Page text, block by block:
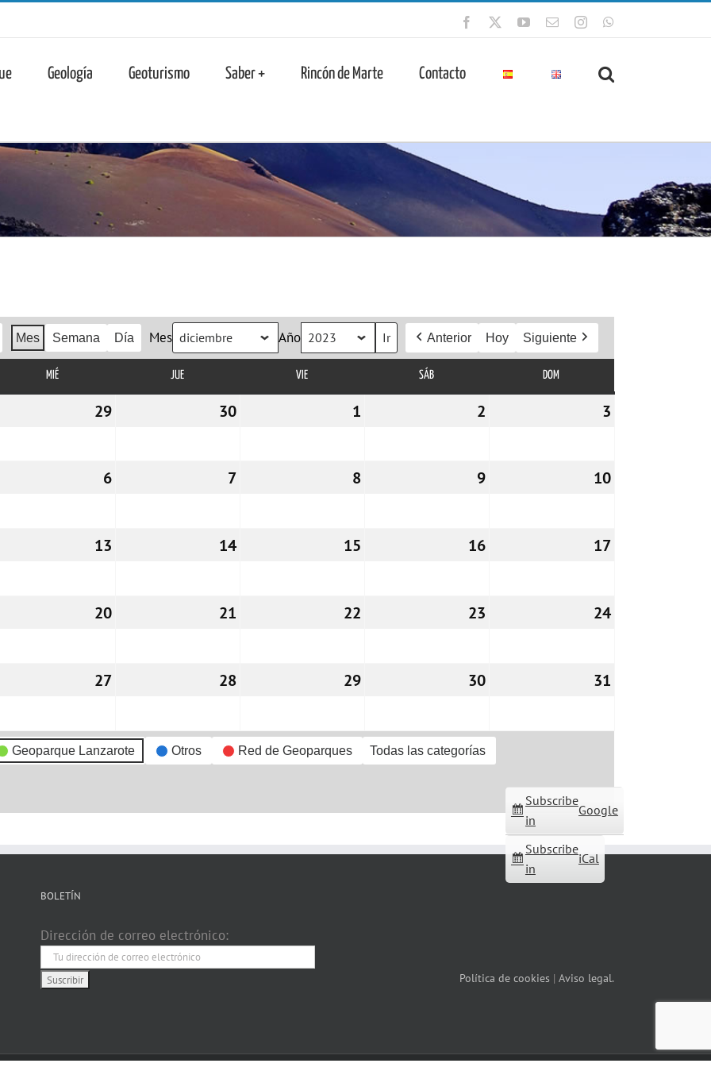
Facebook YouTube
CorreoInstagram
Geología Geoturismo Saber + Rincón de Marte Contacto
Mes Semana Día Mes Año Anterior Hoy Siguiente
MIÉ JUEJUEVES VIEVIERNES SÁBSÁBADO DOM
2929/11/2023 3030/11/2023 1 2 3
606/12/2023 707/12/2023 808/12/2023 909/12/2023 1010/12/2023
13 1414/12/2023 15 1616/12/2023 1717/12/2023
2020/12/2023 21 22 23 2424/12/2023
2727/12/2023 2828/12/2023 2929/12/2023 3030/12/2023 31
Geoparque Lanzarote Otros Red de Geoparques Todas las categorías
Subscribe
in
Google
Subscribe
in
iCal
BOLETÍN
Dirección de correo electrónico:
Política de cookies | Aviso legal.